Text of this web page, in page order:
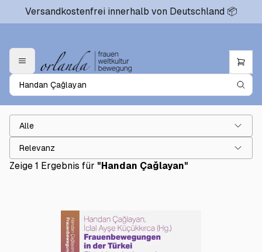
Versandkostenfrei innerhalb von Deutschland 📦
Alle
Zeige 1 Ergebnis für "Handan Çağlayan"
Relevanz